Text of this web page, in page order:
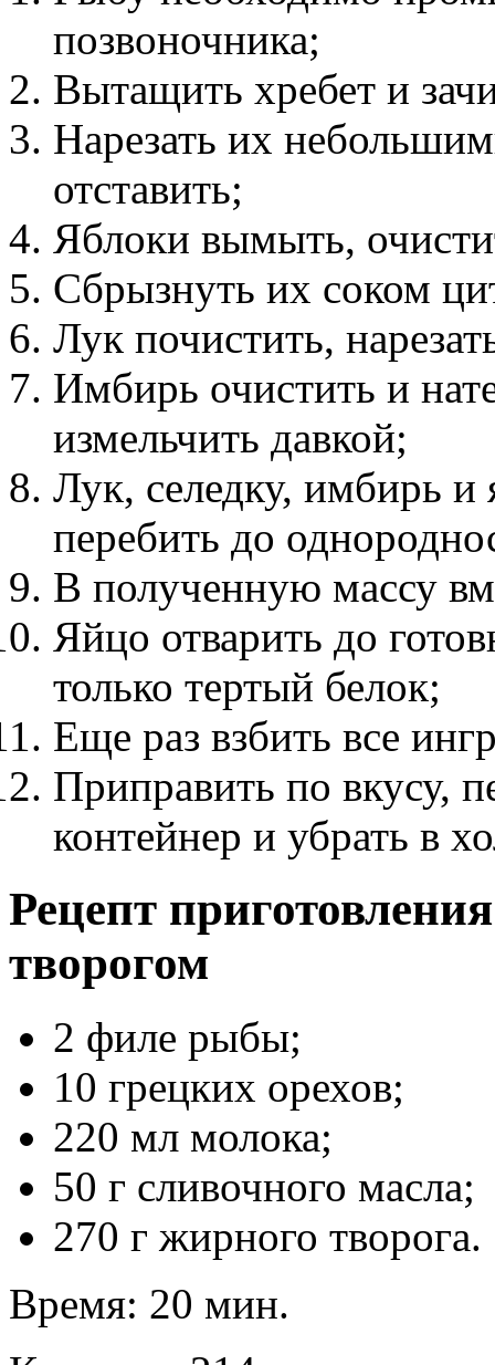
позвоночника;
Вытащить хребет и
Нарезать их
отставить;
Яблоки вымыть,
Сбрызнуть их соком
Лук почистить,
Имбирь очистить и
измельчить давкой;
Лук, селедку, имбирь и
перебить до
В полученную массу
Яйцо отварить до
только тертый белок;
Еще раз взбить все
Приправить по вкусу,
контейнер и убрать в
Рецепт
творогом
2 филе рыбы;
10 грецких орехов;
220 мл молока;
50 г сливочного масла;
270 г жирного творога.
Время: 20 мин.